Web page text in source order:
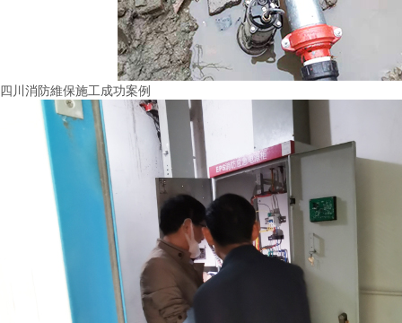
四川消防維保施工成功案例